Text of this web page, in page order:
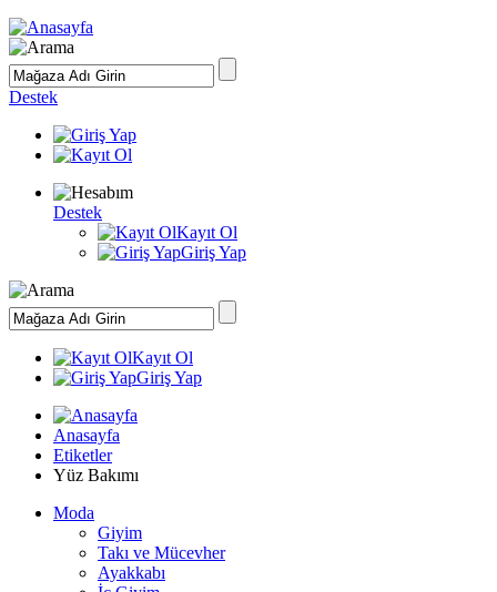
Destek
Destek
Kayıt Ol
Giriş Yap
Kayıt Ol
Giriş Yap
Anasayfa
Etiketler
Yüz Bakımı
Moda
Giyim
Takı ve Mücevher
Ayakkabı